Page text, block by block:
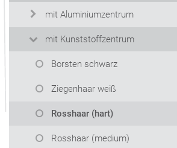
mit Aluminiumzentrum
mit Kunststoffzentrum
Borsten schwarz
Ziegenhaar weiß
Rosshaar (hart)
Rosshaar (medium)